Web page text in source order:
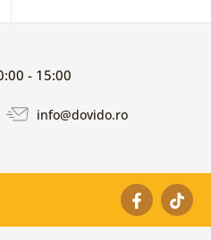
- 15:00
info@dovido.ro